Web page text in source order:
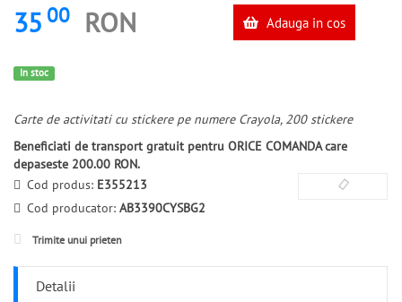
35 00 RON Adauga in cos
In stoc
Carte de activitati cu stickere pe numere Crayola, 200 stickere
Beneficiati de transport gratuit pentru ORICE COMANDA care
depaseste 200.00 RON.
Cod produs: E355213
Cod producator: AB3390CYSBG2
Trimite unui prieten
Detalii